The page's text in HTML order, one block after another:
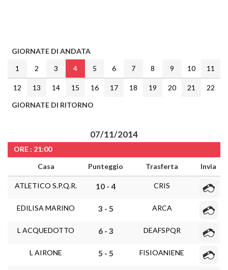
GIORNATE DI ANDATA
1
2 3 4 5 6 7 8 9 10 11
12 13 14 15 16 17 18 19 20 21
22
GIORNATE DI RITORNO
07/11/2014
ORE : 21:00
Casa
Punteggio Trasferta Invia
ATLETICO S.P.Q.R. 10 - 4 CRIS
EDILISA MARINO 3 - 5 ARCA
L ACQUEDOTTO 6 - 3 DEAFSPQR
L AIRONE 5 - 5 FISIOANIENE